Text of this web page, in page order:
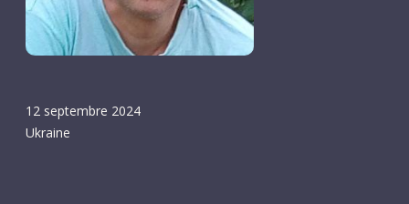
12 septembre 2024
Ukraine